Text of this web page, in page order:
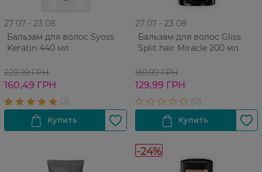
27 07 - 23 08
Бальзам для волос Syoss
Keratin 440 мл
229,99 ГРН
160,49 ГРН
27 07 - 23 08
Бальзам для волос Gliss
Split hair Miracle 200 мл
169,99 ГРН
129,99 ГРН
-24%